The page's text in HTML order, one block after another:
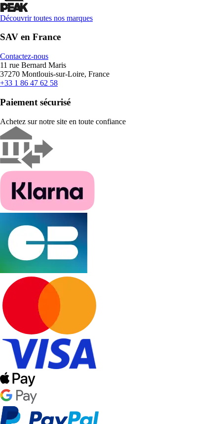
Découvrir toutes nos marques
SAV en France
Contactez-nous
11 rue Bernard Maris
37270 Montlouis-sur-Loire, France
+33 1 86 47 62 58
Paiement sécurisé
Achetez sur notre site en toute confiance